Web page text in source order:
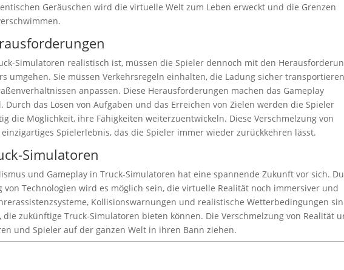
Geräuschen wird die virtuelle Welt zum Leben erweckt und die Grenzen
Simulatoren realistisch ist, müssen die Spieler dennoch mit den
umgehen. Sie müssen Verkehrsregeln einhalten, die Ladung sicher transportieren
anpassen. Diese Herausforderungen machen das Gameplay
das Lösen von Aufgaben und das Erreichen von Zielen werden die Spieler
die Möglichkeit, ihre Fähigkeiten weiterzuentwickeln. Diese Verschmelzung von
Spielerlebnis, das die Spieler immer wieder zurückkehren lässt.
Simulatoren
und Gameplay in Truck-Simulatoren hat eine spannende Zukunft vor sich.
Technologien wird es möglich sein, die virtuelle Realität noch immersiver und
Kollisionswarnungen und realistische Wetterbedingungen
zukünftige Truck-Simulatoren bieten können. Die Verschmelzung von Realität
und Spieler auf der ganzen Welt in ihren Bann ziehen.